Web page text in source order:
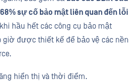
68% sự cố bảo mật liên quan đến lỗi
hầu hết các công cụ bảo mật
giờ được thiết kế để bảo vệ các nền
hiển thị và thời điểm.